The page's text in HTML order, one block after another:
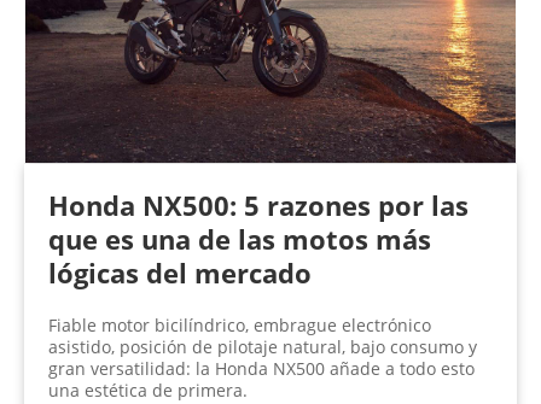
Honda NX500: 5 razones por las
que es una de las motos más
lógicas del mercado
Fiable motor bicilíndrico, embrague electrónico
asistido, posición de pilotaje natural, bajo consumo y
gran versatilidad: la Honda NX500 añade a todo esto
una estética de primera.